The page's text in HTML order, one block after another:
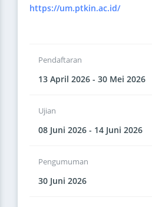
https://um.ptkin.ac.id/
Pendaftaran
13 April 2026 - 30 Mei 2026
Ujian
08 Juni 2026 - 14 Juni 2026
Pengumuman
30 Juni 2026